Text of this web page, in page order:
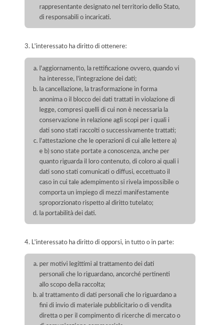
rappresentante designato nel territorio dello Stato,
di responsabili o incaricati.
3. L'interessato ha diritto di ottenere:
l'aggiornamento, la rettificazione ovvero, quando vi
ha interesse, l'integrazione dei dati;
la cancellazione, la trasformazione in forma
anonima o il blocco dei dati trattati in violazione di
legge, compresi quelli di cui non è necessaria la
conservazione in relazione agli scopi per i quali i
dati sono stati raccolti o successivamente trattati;
l'attestazione che le operazioni di cui alle lettere a)
e b) sono state portate a conoscenza, anche per
quanto riguarda il loro contenuto, di coloro ai quali i
dati sono stati comunicati o diffusi, eccettuato il
caso in cui tale adempimento si rivela impossibile o
comporta un impiego di mezzi manifestamente
sproporzionato rispetto al diritto tutelato;
la portabilità dei dati.
4. L'interessato ha diritto di opporsi, in tutto o in parte:
per motivi legittimi al trattamento dei dati
personali che lo riguardano, ancorché pertinenti
allo scopo della raccolta;
al trattamento di dati personali che lo riguardano a
fini di invio di materiale pubblicitario o di vendita
diretta o per il compimento di ricerche di mercato o